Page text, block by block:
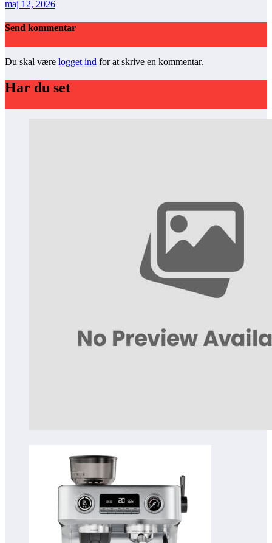
maj 12, 2026
Send kommentar
Du skal være logget ind for at skrive en kommentar.
Har du set